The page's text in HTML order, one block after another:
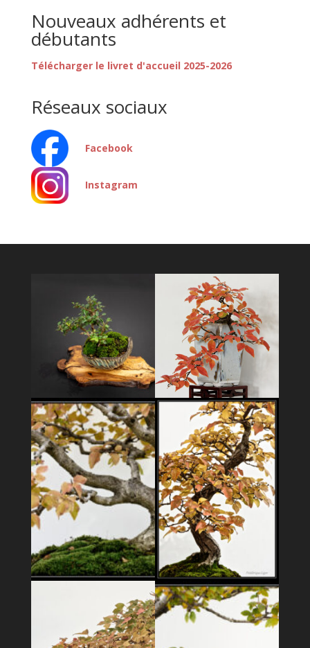
Nouveaux adhérents et
débutants
Télécharger le livret d'accueil 2025-2026
Réseaux sociaux
Facebook
Instagram